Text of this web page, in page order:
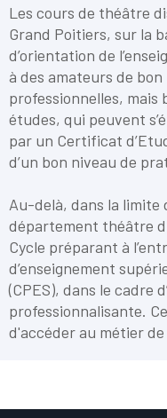
Les cours de théâtre
Grand Poitiers, sur la
d’orientation de
à des amateurs de bon
professionnelles, mais
études, qui peuvent
par un Certificat
d’un bon niveau de
Au-delà, dans la limite
département théâtre
Cycle préparant à
d’enseignement
(CPES), dans le cadre
professionnalisante.
d'accéder au métier